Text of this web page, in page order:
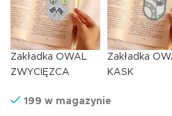
Zakładka OWAL
ZWYCIĘZCA
Zakładka
KASK
199 w magazynie